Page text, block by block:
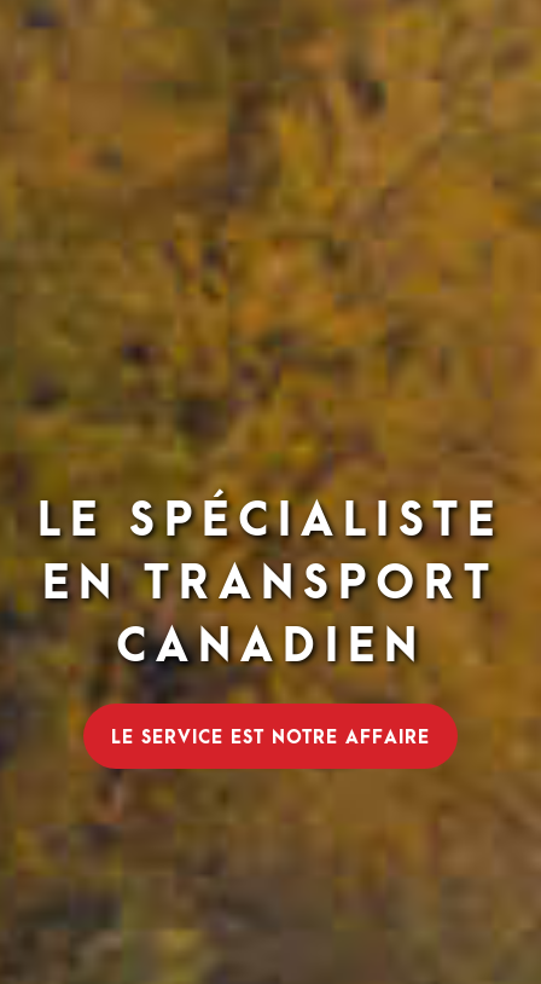
LE SPÉCIALISTE
EN TRANSPORT
CANADIEN
LE SERVICE EST NOTRE AFFAIRE